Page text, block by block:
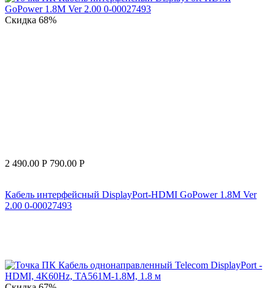
Скидка 68%
2 490.00 Р 790.00 Р
Кабель интерфейсный DisplayPort-HDMI GoPower 1.8M Ver
2.00 0-00027493